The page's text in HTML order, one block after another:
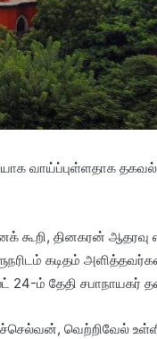
வாய்ப்புள்ளதாக
கூறி, தினகரன்
கடிதம்
தேதி சபாநாயகர்
வெற்றிவேல்